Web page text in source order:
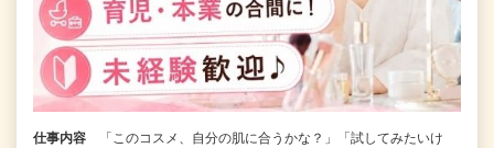
仕事内容 「このコスメ、自分の肌に合うかな？」「試してみたいけ